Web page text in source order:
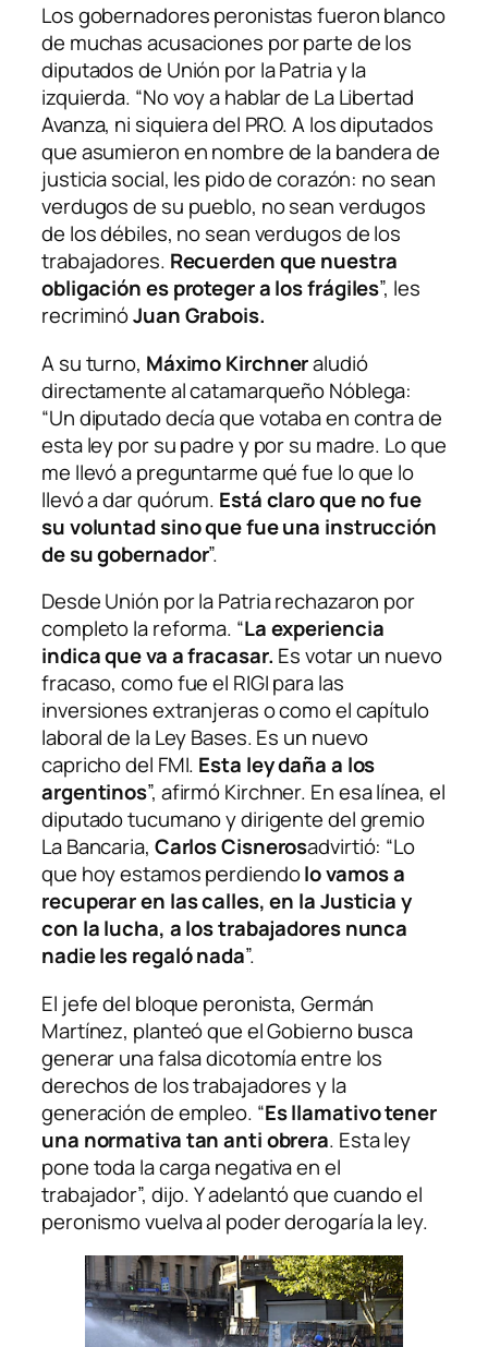
Los gobernadores peronistas fueron blanco
de muchas acusaciones por parte de los
diputados de Unión por la Patria y la
izquierda. “No voy a hablar de La Libertad
Avanza, ni siquiera del PRO. A los diputados
que asumieron en nombre de la bandera de
justicia social, les pido de corazón: no sean
verdugos de su pueblo, no sean verdugos
de los débiles, no sean verdugos de los
trabajadores. Recuerden que nuestra
obligación es proteger a los frágiles”, les
recriminóJuan Grabois.
A su turno, Máximo Kirchneraludió
directamente al catamarqueño Nóblega:
“Un diputado decía que votaba en contra de
esta ley por su padre y por su madre. Lo que
me llevó a preguntarme qué fue lo que lo
llevó a dar quórum. Está claro que no fue
su voluntad sino que fue una instrucción
de su gobernador”.
Desde Unión por la Patria rechazaron por
completo la reforma. “La experiencia
indica que va a fracasar. Es votar un nuevo
fracaso, como fue el RIGI para las
inversiones extranjeras o como el capítulo
laboral de la Ley Bases. Es un nuevo
capricho del FMI. Esta ley daña a los
argentinos”, afirmó Kirchner. En esa línea, el
diputado tucumano y dirigente del gremio
La Bancaria, Carlos Cisnerosadvirtió: “Lo
que hoy estamos perdiendolo vamos a
recuperar en las calles, en la Justicia y
con la lucha, a los trabajadores nunca
nadie les regaló nada”.
El jefe del bloque peronista, Germán
Martínez, planteó que el Gobierno busca
generar una falsa dicotomía entre los
derechos de los trabajadores y la
generación de empleo. “Es llamativo tener
una normativa tan anti obrera. Esta ley
pone toda la carga negativa en el
trabajador”, dijo. Y adelantó que cuando el
peronismo vuelva al poder derogaría la ley.